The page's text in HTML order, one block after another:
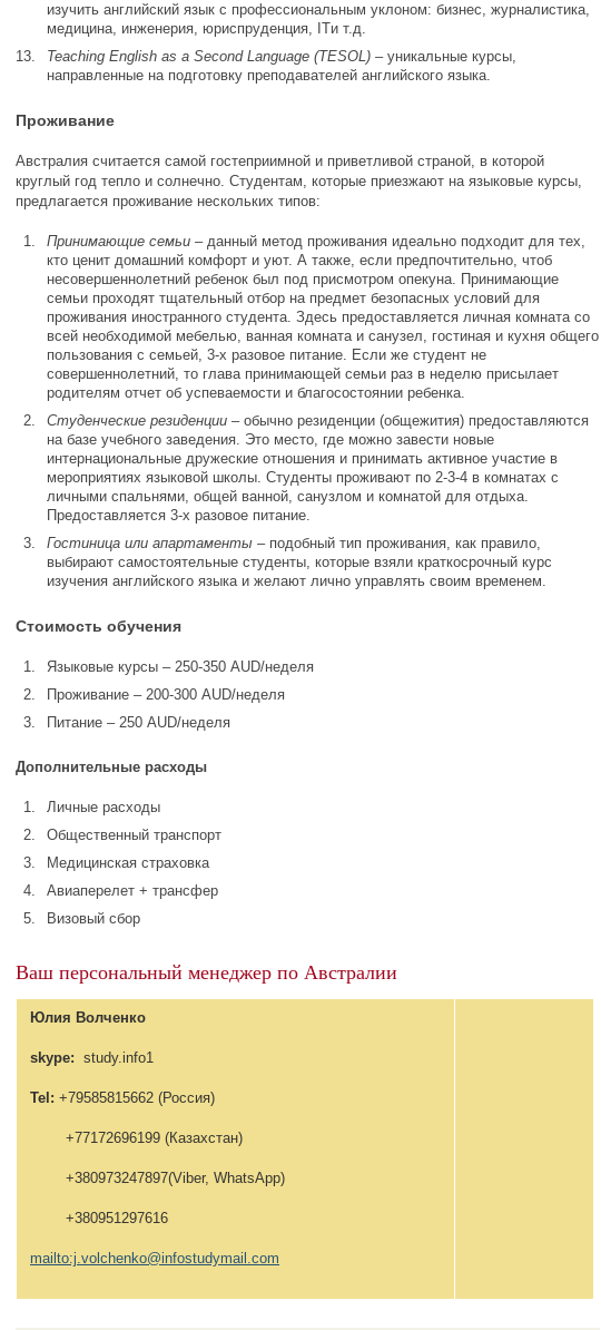
изучить английский язык с профессиональным уклоном: бизнес, журналистика,
медицина, инженерия, юриспруденция, ITи т.д.
Teaching English as a Second Language (TESOL) – уникальные курсы,
направленные на подготовку преподавателей английского языка.
Проживание
Австралия считается самой гостеприимной и приветливой страной, в которой
круглый год тепло и солнечно. Студентам, которые приезжают на языковые курсы,
предлагается проживание нескольких типов:
Принимающие семьи – данный метод проживания идеально подходит для тех,
кто ценит домашний комфорт и уют. А также, если предпочтительно, чтоб
несовершеннолетний ребенок был под присмотром опекуна. Принимающие
семьи проходят тщательный отбор на предмет безопасных условий для
проживания иностранного студента. Здесь предоставляется личная комната со
всей необходимой мебелью, ванная комната и санузел, гостиная и кухня общего
пользования с семьей, 3-х разовое питание. Если же студент не
совершеннолетний, то глава принимающей семьи раз в неделю присылает
родителям отчет об успеваемости и благосостоянии ребенка.
Студенческие резиденции –обычно резиденции (общежития) предоставляются
на базе учебного заведения. Это место, где можно завести новые
интернациональные дружеские отношения и принимать активное участие в
мероприятиях языковой школы. Студенты проживают по 2-3-4 в комнатах с
личными спальнями, общей ванной, санузлом и комнатой для отдыха.
Предоставляется 3-х разовое питание.
Гостиница или апартаменты –подобный тип проживания, как правило,
выбирают самостоятельные студенты, которые взяли краткосрочный курс
изучения английского языка и желают лично управлять своим временем.
Стоимость обучения
Языковые курсы – 250-350 AUD/неделя
Проживание – 200-300 AUD/неделя
Питание – 250 AUD/неделя
Дополнительные расходы
Личные расходы
Общественный транспорт
Медицинская страховка
Авиаперелет + трансфер
Визовый сбор
Ваш персональный менеджер по Австралии
Юлия Волченко
skype: study.info1
Tel: +79585815662 (Россия)
+77172696199 (Казахстан)
+380973247897(Viber, WhatsApp)
+380951297616
mailto:j.volchenko@infostudymail.com